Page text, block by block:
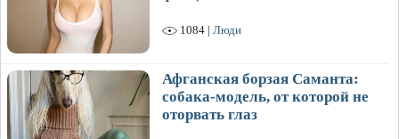
1084 | Люди
Афганская борзая Саманта:
собака-модель, от которой не
оторвать глаз